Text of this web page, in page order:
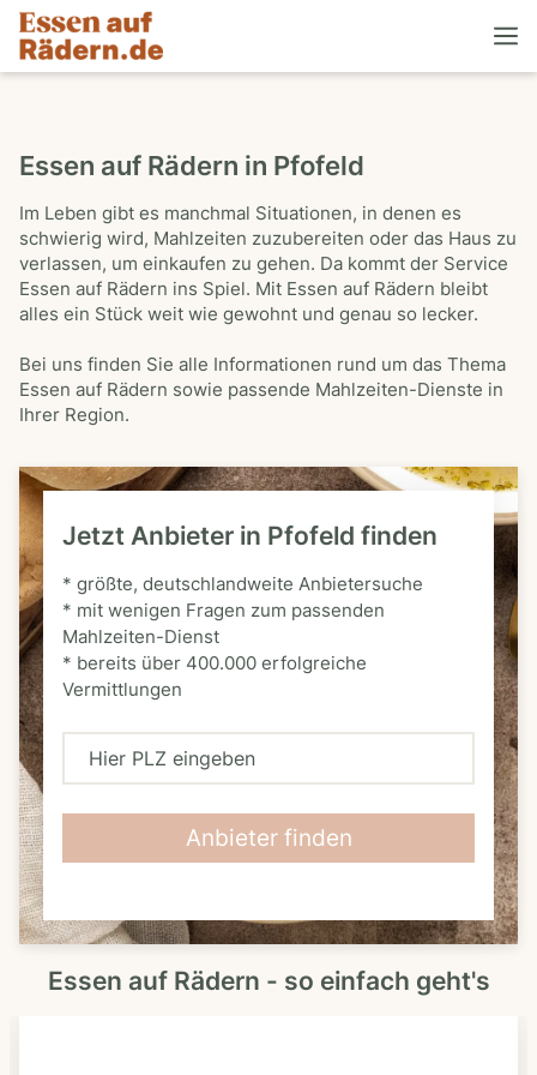
Essen auf Rädern in Pfofeld
Im Leben gibt es manchmal Situationen, in denen es
schwierig wird, Mahlzeiten zuzubereiten oder das Haus zu
verlassen, um einkaufen zu gehen. Da kommt der Service
Essen auf Rädern ins Spiel. Mit Essen auf Rädern bleibt
alles ein Stück weit wie gewohnt und genau so lecker.
Bei uns finden Sie alle Informationen rund um das Thema
Essen auf Rädern sowie passende Mahlzeiten-Dienste in
Ihrer Region.
Jetzt Anbieter in Pfofeld finden
* größte, deutschlandweite Anbietersuche
* mit wenigen Fragen zum passenden
Mahlzeiten-Dienst
* bereits über 400.000 erfolgreiche
Vermittlungen
H
L
Z
Anbieter finden
Essen auf Rädern - so einfach geht's